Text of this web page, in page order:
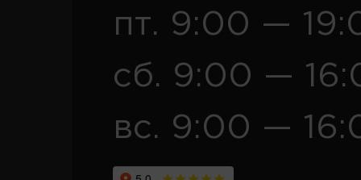
пт. 9:00 —
сб. 9:00 —
вс. 9:00 —